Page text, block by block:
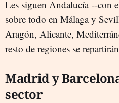
Les siguen Andalucía --con
sobre todo en Málaga y
Aragón, Alicante,
resto de regiones se
Madrid y
sector